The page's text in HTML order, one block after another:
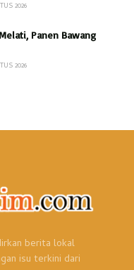
2026
Panen Bawang
2026
berita lokal
isu terkini dari